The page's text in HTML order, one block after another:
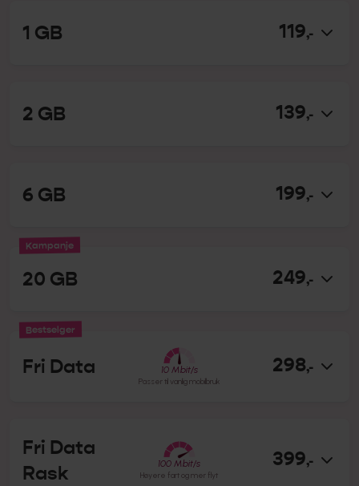
1 GB 119,-
2 GB 139,-
6 GB 199,-
kampanje
20 GB 249,-
bestselger
Fri Data 10Mbit/s
Passer til vanlig mobilbruk
298,-
Fri Data
Rask
100 Mbit/s
Høyere fart og mer flyt
399,-